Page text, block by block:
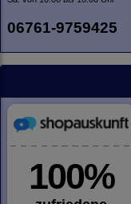
06761-9759425